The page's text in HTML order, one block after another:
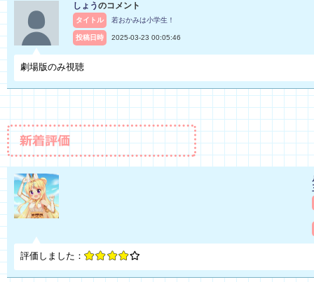
しょうのコメント
タイトル 若おかみは小学生！
投稿日時 2025-03-23 00:05:46
劇場版のみ視聴
評価しました：